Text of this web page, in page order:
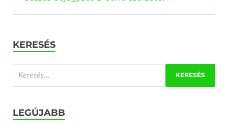
KERESÉS
LEGÚJABB